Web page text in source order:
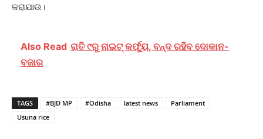
କରାଯାଉ।
Also Read ରାତି ୯ରୁ ନାଇଟ୍ କର୍ଫ୍ୟୁ, ବନ୍ଦ ରହିବ ଦୋକାନ-
ବଜାର
TAGS #BJD MP #Odisha latest news
Parliament
Usuna rice